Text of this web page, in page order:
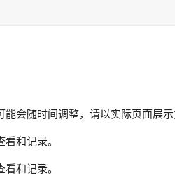
会随时间调整，请以实际页面展示
和记录。
和记录。